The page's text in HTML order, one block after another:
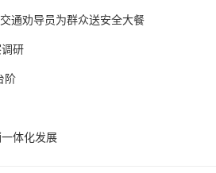
通劝导员为群众送安全大餐
研
阶
体化发展